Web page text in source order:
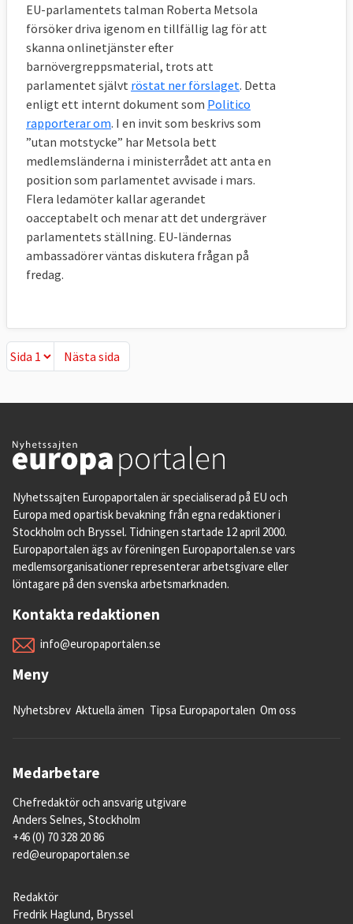
EU-parlamentets talman Roberta Metsola
försöker driva igenom en tillfällig lag för att
skanna onlinetjänster efter
barnövergreppsmaterial, trots att
parlamentet självt röstat ner förslaget. Detta
enligt ett internt dokument som Politico
rapporterar om. I en invit som beskrivs som
”utan motstycke” har Metsola bett
medlemsländerna i ministerrådet att anta en
position som parlamentet avvisade i mars.
Flera ledamöter kallar agerandet
oacceptabelt och menar att det undergräver
parlamentets ställning. EU-ländernas
ambassadörer väntas diskutera frågan på
fredag.
Nästa sida
Nästa sida
Nyhetssajten Europaportalen är specialiserad på EU och
Europa med opartisk bevakning från egna redaktioner i
Stockholm och Bryssel. Tidningen startade 12 april 2000.
Europaportalen ägs av föreningen Europaportalen.se vars
medlemsorganisationer representerar arbetsgivare eller
löntagare på den svenska arbetsmarknaden.
Kontakta redaktionen
info@europaportalen.se
Meny
Nyhetsbrev Aktuella ämen Tipsa Europaportalen Om oss
Medarbetare
Chefredaktör och ansvarig utgivare
Anders Selnes, Stockholm
+46 (0) 70 328 20 86
red@europaportalen.se
Redaktör
Fredrik Haglund, Bryssel